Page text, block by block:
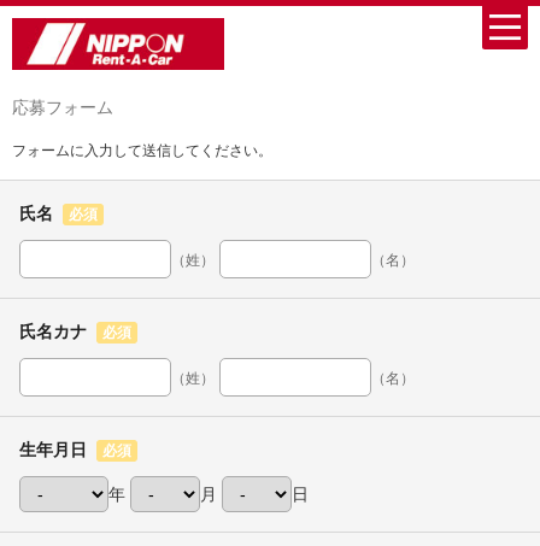
応募フォーム
フォームに入力して送信してください。
氏名 必須
（姓） （名）
氏名カナ 必須
（姓） （名）
生年月日 必須
年 月 日